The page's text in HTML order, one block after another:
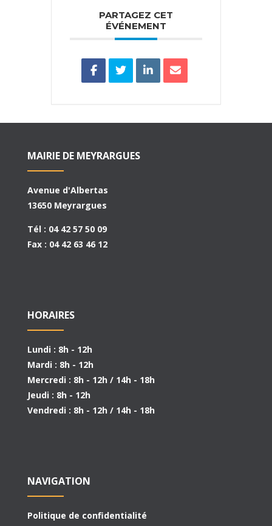
PARTAGEZ CET
ÉVÉNEMENT
MAIRIE DE MEYRARGUES
Avenue d'Albertas
13650 Meyrargues
Tél : 04 42 57 50 09
Fax : 04 42 63 46 12
HORAIRES
Lundi : 8h - 12h
Mardi : 8h - 12h
Mercredi : 8h - 12h / 14h - 18h
Jeudi : 8h - 12h
Vendredi : 8h - 12h / 14h - 18h
NAVIGATION
Politique de confidentialité